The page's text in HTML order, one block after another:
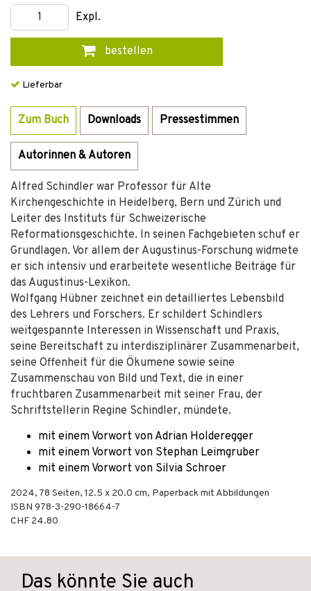
Expl.
bestellen
Lieferbar
Zum Buch Downloads Pressestimmen
Autorinnen & Autoren
Alfred Schindler war Professor für Alte
Kirchengeschichte in Heidelberg, Bern und Zürich und
Leiter des Instituts für Schweizerische
Reformationsgeschichte. In seinen Fachgebieten schuf er
Grundlagen. Vor allem der Augustinus-Forschung widmete
er sich intensiv und erarbeitete wesentliche Beiträge für
das Augustinus-Lexikon.
Wolfgang Hübner zeichnet ein detailliertes Lebensbild
des Lehrers und Forschers. Er schildert Schindlers
weitgespannte Interessen in Wissenschaft und Praxis,
seine Bereitschaft zu interdisziplinärer Zusammenarbeit,
seine Offenheit für die Ökumene sowie seine
Zusammenschau von Bild und Text, die in einer
fruchtbaren Zusammenarbeit mit seiner Frau, der
Schriftstellerin Regine Schindler, mündete.
mit einem Vorwort von Adrian Holderegger
mit einem Vorwort von Stephan Leimgruber
mit einem Vorwort von Silvia Schroer
2024, 78 Seiten, 12.5 x 20.0 cm, Paperback mit Abbildungen
ISBN 978-3-290-18664-7
CHF 24.80
Das könnte Sie auch